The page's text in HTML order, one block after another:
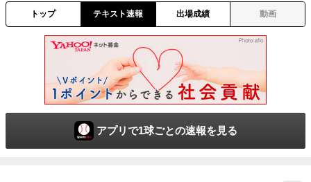
トップ テキスト速報 出場成績 動画
アプリで1球ごとの速報を見る